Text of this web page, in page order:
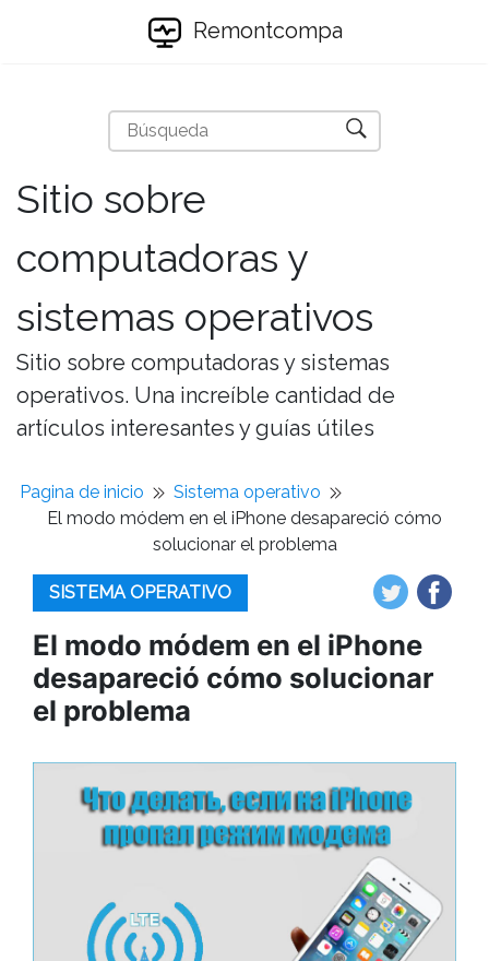
Remontcompa
Sitio sobre
computadoras y
sistemas operativos
Sitio sobre computadoras y sistemas
operativos. Una increíble cantidad de
artículos interesantes y guías útiles
Pagina de inicio
Sistema operativo
El modo módem en el iPhone desapareció cómo
solucionar el problema
SISTEMA OPERATIVO
El modo módem en el iPhone
desapareció cómo solucionar
el problema